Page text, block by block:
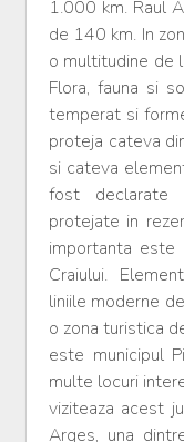
1.000 km. Raul
de 140 km. In
o multitudine de
Flora, fauna si
temperat si
proteja cateva
si cateva
fost declarate
protejate in
importanta este
Craiului.
liniile moderne
o zona turistica
este municipul
multe locuri
viziteaza acest
Arges, una